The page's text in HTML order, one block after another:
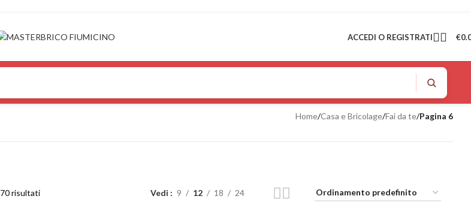
ACCEDI O REGISTRATI €
Home/Casa e Bricolage/Fai da te/Pagina 6
risultati Vedi 9 12 18 24